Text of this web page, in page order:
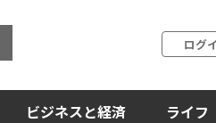
ログ
ビジネスと経済 ライフ